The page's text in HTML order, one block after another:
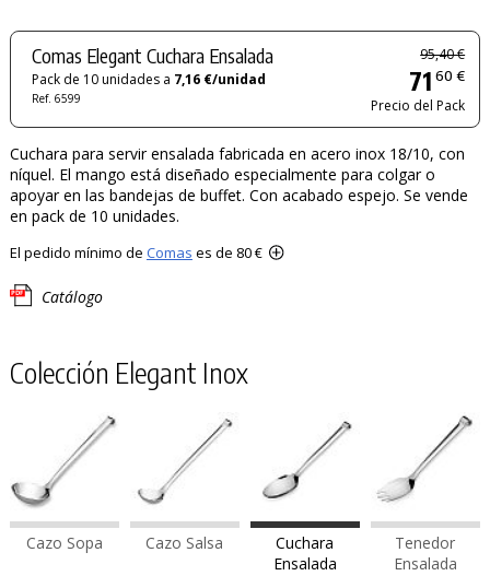
Comas Elegant Cuchara Ensalada
Pack de 10 unidades a 7,16 €/unidad
Ref. 6599
95,40 €
71 60 €
Precio del Pack
Cuchara para servir ensalada fabricada en acero inox 18/10, con
níquel. El mango está diseñado especialmente para colgar o
apoyar en las bandejas de buffet. Con acabado espejo. Se vende
en pack de 10 unidades.
El pedido mínimo de Comas es de 80 €
Catálogo
Colección Elegant Inox
Cazo Sopa Cazo Salsa
Cuchara
Ensalada
Tenedor
Ensalada